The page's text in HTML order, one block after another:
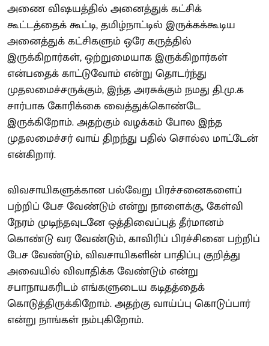
அணை விஷயத்தில் அனைத்துக் கட்சிக்
கூட்டத்தைக் கூட்டி, தமிழ்நாட்டில் இருக்கக்கூடிய
அனைத்துக் கட்சிகளும் ஒரே கருத்தில்
இருக்கிறார்கள், ஒற்றுமையாக இருக்கிறார்கள்
என்பதைக் காட்டுவோம் என்று தொடர்ந்து
முதலமைச்சருக்கும், இந்த அரசுக்கும் நமது தி.மு.க
சார்பாக கோரிக்கை வைத்துக்கொண்டே
இருக்கிறோம். அதற்கும் வழக்கம் போல இந்த
முதலமைச்சர் வாய் திறந்து பதில் சொல்ல மாட்டேன்
என்கிறார்.
விவசாயிகளுக்கான பல்வேறு பிரச்சனைகளைப்
பற்றிப் பேச வேண்டும் என்று நாளைக்கு, கேள்வி
நேரம் முடிந்தவுடனே ஒத்திவைப்புத் தீர்மானம்
கொண்டு வர வேண்டும், காவிரிப் பிரச்சினை பற்றிப்
பேச வேண்டும், விவசாயிகளின் பாதிப்பு குறித்து
அவையில் விவாதிக்க வேண்டும் என்று
சபாநாயகரிடம் எங்களுடைய கடிதத்தைக்
கொடுத்திருக்கிறோம். அதற்கு வாய்ப்பு கொடுப்பார்
என்று நாங்கள் நம்புகிறோம்.